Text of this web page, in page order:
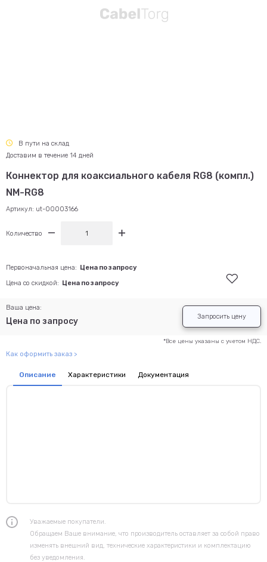
Коннектор для коаксиального кабеля RG8 (компл.)
NM-RG8
Артикул: ut-00003166
В пути на склад
Доставим в течение 14 дней
Количество
Ваша цена:
Цена по запросу
Первоначальная цена: Цена по запросу
Цена со скидкой: Цена по запросу
*Все цены указаны с учетом НДС.
Запросить цену
Как оформить заказ >
Описание Характеристики Документация
Уважаемые покупатели.
Обращаем Ваше внимание, что производитель оставляет за собой право
изменять внешний вид, технические характеристики и комплектацию
без уведомления.